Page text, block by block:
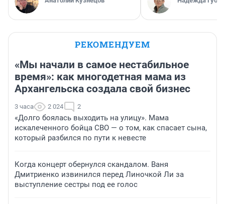
РЕКОМЕНДУЕМ
«Мы начали в самое нестабильное
время»: как многодетная мама из
Архангельска создала свой бизнес
3 часа 2 024 2
«Долго боялась выходить на улицу». Мама
искалеченного бойца СВО — о том, как спасает сына,
который разбился по пути к невесте
Когда концерт обернулся скандалом. Ваня
Дмитриенко извинился перед Линочкой Ли за
выступление сестры под ее голос